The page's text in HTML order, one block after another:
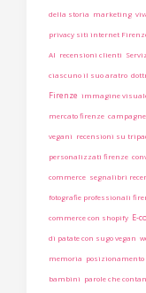
della storia marketing
privacy siti internet
AI recensioni clienti
ciascuno il suo aratro
Firenze immagine
mercato firenze
vegani recensioni su
personalizzati firenze
commerce segnalibri
fotografie professionali
commerce con shopify E-
di patate con sugo vegan
memoria
bambini parole che